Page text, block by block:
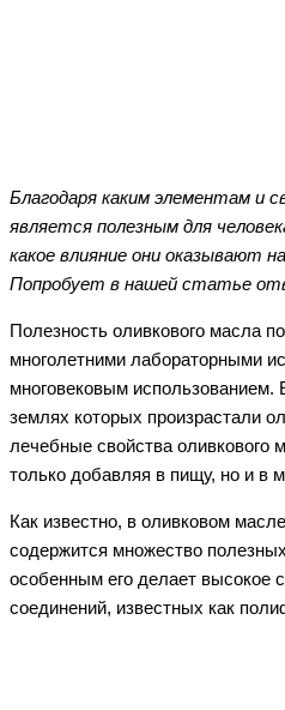
Благодаря каким элементам и
является полезным для
какое влияние они оказывают
Попробует в нашей статье
Полезность оливкового масла
многолетними лабораторными
многовековым
землях которых произрастали
лечебные свойства оливкового
только добавляя в пищу, но и в
Как известно, в оливковом
содержится множество
особенным его делает высокое
соединений, известных как